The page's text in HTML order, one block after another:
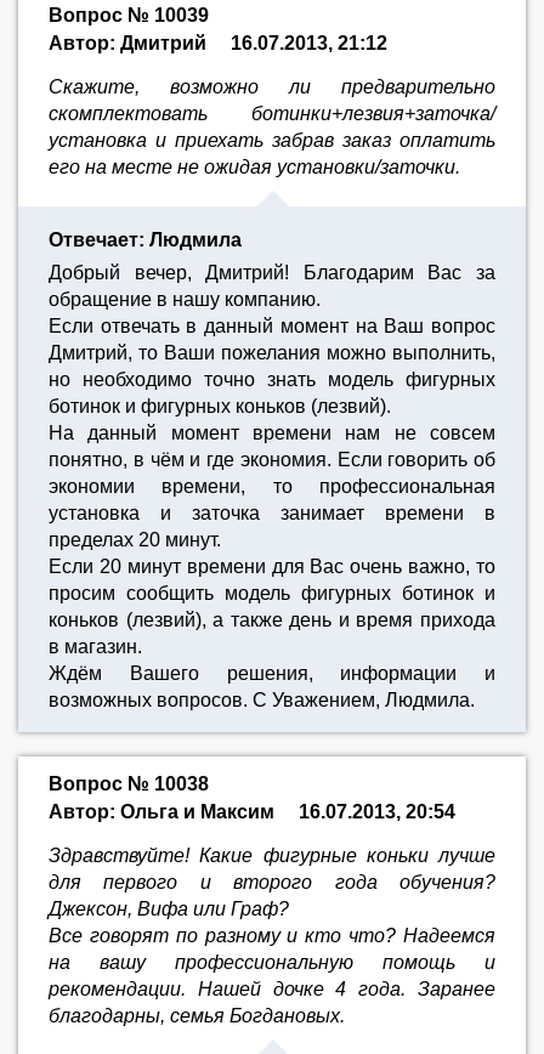
Вопрос № 10039
Автор: Дмитрий
16.07.2013, 21:12
Скажите, возможно ли предварительно
скомплектовать ботинки+лезвия+заточка/
установка и приехать забрав заказ оплатить
его на месте не ожидая установки/заточки.
Отвечает: Людмила
Добрый вечер, Дмитрий! Благодарим Вас за
обращение в нашу компанию.
Если отвечать в данный момент на Ваш вопрос
Дмитрий, то Ваши пожелания можно выполнить,
но необходимо точно знать модель фигурных
ботинок и фигурных коньков (лезвий).
На данный момент времени нам не совсем
понятно, в чём и где экономия. Если говорить об
экономии времени, то профессиональная
установка и заточка занимает времени в
пределах 20 минут.
Если 20 минут времени для Вас очень важно, то
просим сообщить модель фигурных ботинок и
коньков (лезвий), а также день и время прихода
в магазин.
Ждём Вашего решения, информации и
возможных вопросов. С Уважением, Людмила.
Вопрос № 10038
Автор: Ольга и Максим
16.07.2013, 20:54
Здравствуйте! Какие фигурные коньки лучше
для первого и второго года обучения?
Джексон, Вифа или Граф?
Все говорят по разному и кто что? Надеемся
на вашу профессиональную помощь и
рекомендации. Нашей дочке 4 года. Заранее
благодарны, семья Богдановых.